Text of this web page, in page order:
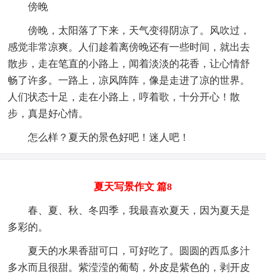
傍晚
傍晚，太阳落了下来，天气变得阴凉了。风吹过，
感觉非常凉爽。人们趁着离傍晚还有一些时间，就出去
散步，走在笔直的小路上，闻着淡淡的花香，让心情舒
畅了许多。一路上，凉风阵阵，像是走进了凉的世界。
人们状态十足，走在小路上，哼着歌，十分开心！散
步，真是好心情。
怎么样？夏天的景色好吧！迷人吧！
夏天写景作文 篇8
春、夏、秋、冬四季，我最喜欢夏天，因为夏天是
多彩的。
夏天的水果香甜可口，可好吃了。圆圆的西瓜多汁
多水而且很甜。紫滢滢的葡萄，外皮是紫色的，剥开皮